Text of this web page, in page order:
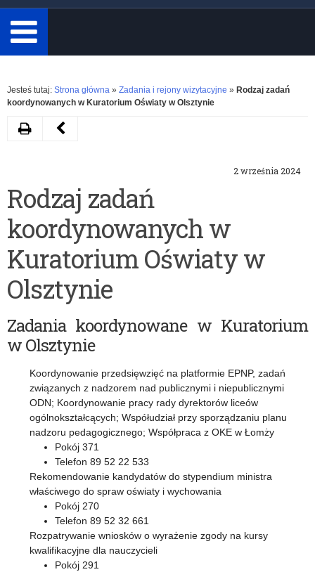
minimum
3
znaki.
Rozwiń
Jesteś tutaj: Strona główna » Zadania i rejony wizytacyjne » Rodzaj zadań
koordynowanych w Kuratorium Oświaty w Olsztynie
2 września 2024
Rodzaj zadań
koordynowanych w
Kuratorium Oświaty w
Olsztynie
Zadania koordynowane w Kuratorium
w Olsztynie
Koordynowanie przedsięwzięć na platformie EPNP, zadań
związanych z nadzorem nad publicznymi i niepublicznymi
ODN; Koordynowanie pracy rady dyrektorów liceów
ogólnokształcących; Współudział przy sporządzaniu planu
nadzoru pedagogicznego; Współpraca z OKE w Łomży
Pokój 371
Telefon 89 52 22 533
Rekomendowanie kandydatów do stypendium ministra
właściwego do spraw oświaty i wychowania
Pokój 270
Telefon 89 52 32 661
Rozpatrywanie wniosków o wyrażenie zgody na kursy
kwalifikacyjne dla nauczycieli
Pokój 291
DrukujNastępny
wizytacyjne
w
Kuratorium
Oświaty
w
Olsztynie